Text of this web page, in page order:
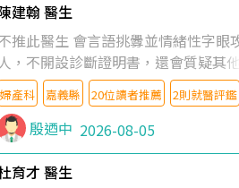
建翰 醫生
推此醫生 會言語挑釁並情緒性字眼
，不開設診斷證明書，還會質疑其
判斷！
婦產科 嘉義縣 20位讀者推薦 2則就醫評鑑
殷迺中 2026-08-05
育才 醫生